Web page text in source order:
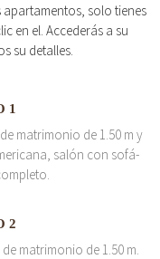
apartamentos, solo tienes
en el. Accederás a su
su detalles.
1
matrimonio de 1.50 m y
salón con sofá-
2
matrimonio de 1.50 m.